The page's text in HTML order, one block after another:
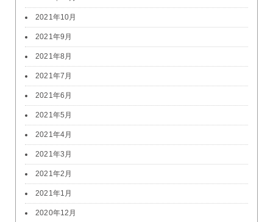
2021年10月
2021年9月
2021年8月
2021年7月
2021年6月
2021年5月
2021年4月
2021年3月
2021年2月
2021年1月
2020年12月